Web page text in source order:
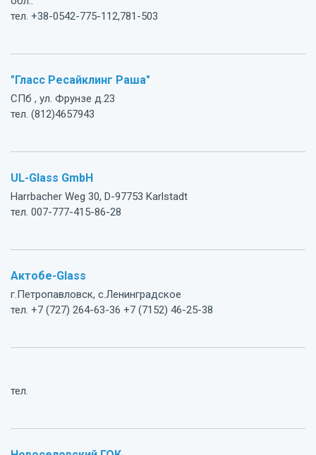
тел. +38-0542-775-112,781-503
"Гласс Ресайклинг Раша"
СПб , ул. Фрунзе д.23
тел. (812)4657943
UL-Glass GmbH
Harrbacher Weg 30, D-97753 Karlstadt
тел. 007-777-415-86-28
Актобе-Glass
г.Петропавловск, с.Ленинградское
тел. +7 (727) 264-63-36 +7 (7152) 46-25-38
тел.